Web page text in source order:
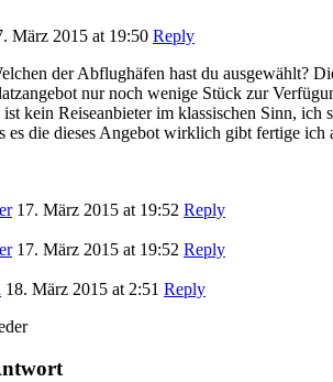
März 2015 at 19:50 Reply
der Abflughäfen hast du ausgewählt?
nur noch wenige Stück zur
kein Reiseanbieter im klassischen Sinn,
es die dieses Angebot wirklich gibt fertige
17. März 2015 at 19:52 Reply
17. März 2015 at 19:52 Reply
18. März 2015 at 2:51 Reply